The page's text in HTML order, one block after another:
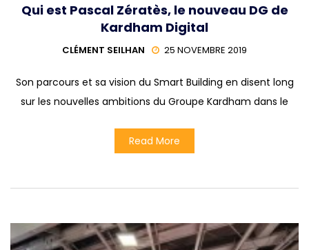
Qui est Pascal Zératès, le nouveau DG de
Kardham Digital
CLÉMENT SEILHAN 25 NOVEMBRE 2019
Son parcours et sa vision du Smart Building en disent long
sur les nouvelles ambitions du Groupe Kardham dans le
Read More